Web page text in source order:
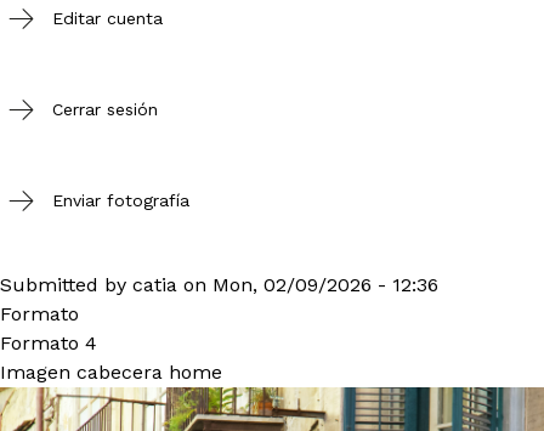
Editar cuenta
Cerrar sesión
Enviar fotografía
Submitted by catia on Mon, 02/09/2026 - 12:36
Formato
Formato 4
Imagen cabecera home